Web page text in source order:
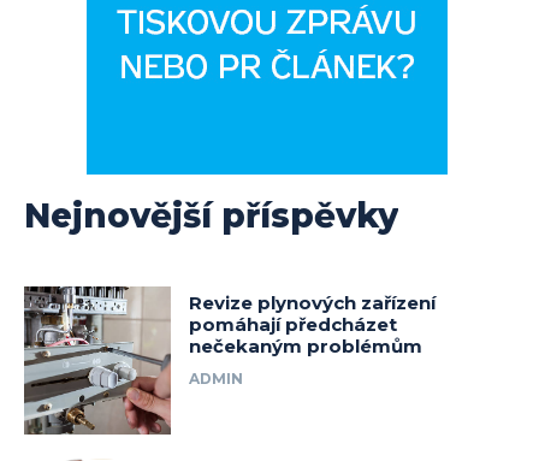
Nejnovější příspěvky
Revize plynových zařízení
pomáhají předcházet
nečekaným problémům
ADMIN